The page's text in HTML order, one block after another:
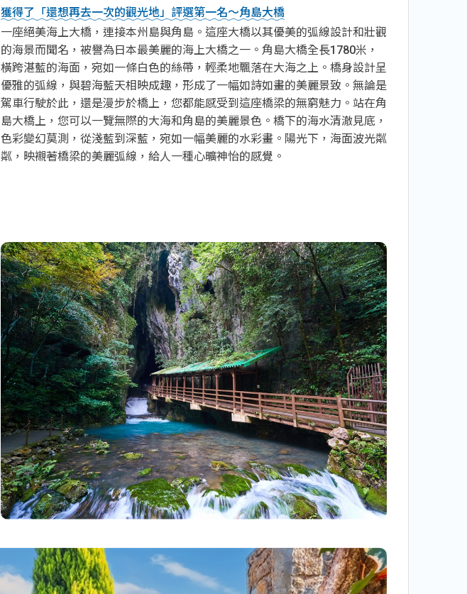
獲得了「還想再去一次的觀光地」評選第一名～角島大橋
一座絕美海上大橋，連接本州島與角島。這座大橋以其優美的弧線設計和壯觀
的海景而聞名，被譽為日本最美麗的海上大橋之一。角島大橋全長1780米，
橫跨湛藍的海面，宛如一條白色的絲帶，輕柔地飄落在大海之上。橋身設計呈
優雅的弧線，與碧海藍天相映成趣，形成了一幅如詩如畫的美麗景致。無論是
駕車行駛於此，還是漫步於橋上，您都能感受到這座橋梁的無窮魅力。站在角
島大橋上，您可以一覽無際的大海和角島的美麗景色。橋下的海水清澈見底，
色彩變幻莫測，從淺藍到深藍，宛如一幅美麗的水彩畫。陽光下，海面波光粼
粼，映襯著橋梁的美麗弧線，給人一種心曠神怡的感覺。